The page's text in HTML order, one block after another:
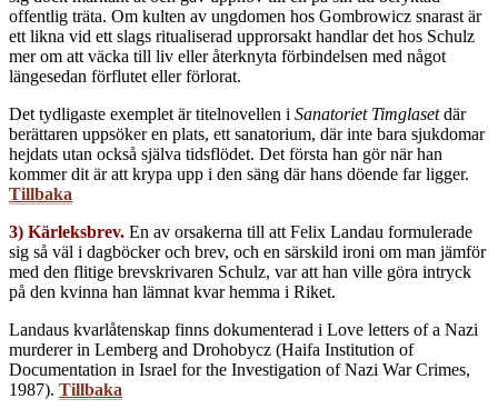
offentlig träta. Om kulten av ungdomen hos Gombrowicz snarast är
ett likna vid ett slags ritualiserad upprorsakt handlar det hos Schulz
mer om att väcka till liv eller återknyta förbindelsen med något
längesedan förflutet eller förlorat.
Det tydligaste exemplet är titelnovellen i Sanatoriet Timglasetdär
berättaren uppsöker en plats, ett sanatorium, där inte bara sjukdomar
hejdats utan också själva tidsflödet. Det första han gör när han
kommer dit är att krypa upp i den säng där hans döende far ligger.
Tillbaka
3) Kärleksbrev. En av orsakerna till att Felix Landau formulerade
sig så väl i dagböcker och brev, och en särskild ironi om man jämför
med den flitige brevskrivaren Schulz, var att han ville göra intryck
på den kvinna han lämnat kvar hemma i Riket.
Landaus kvarlåtenskap finns dokumenterad i Love letters of a Nazi
murderer in Lemberg and Drohobycz (Haifa Institution of
Documentation in Israel for the Investigation of Nazi War Crimes,
1987). Tillbaka